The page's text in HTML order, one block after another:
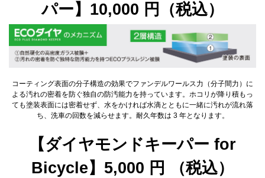
パー】10,000 円（税込）
コーティング表面の分子構造の効果でファンデルワールス力（分子間力）に
よる汚れの密着を防ぐ独自の防汚能力を持っています。ホコリが降り積もっ
ても塗装表面には密着せず、水をかければ水滴とともに一緒に汚れが流れ落
ち、洗車の回数を減らせます。耐久年数は 3 年となります。
【ダイヤモンドキーパー for
Bicycle】5,000 円 （税込）